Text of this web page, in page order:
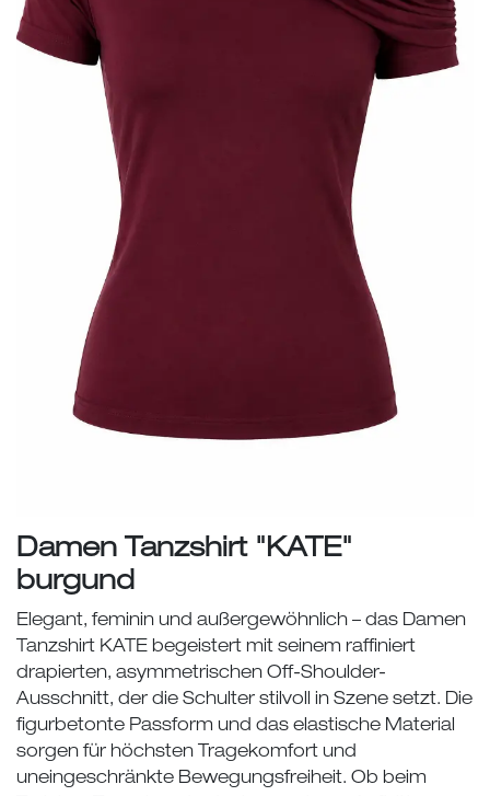
Damen Tanzshirt "KATE"
burgund
Elegant, feminin und außergewöhnlich – das Damen
Tanzshirt KATE begeistert mit seinem raffiniert
drapierten, asymmetrischen Off-Shoulder-
Ausschnitt, der die Schulter stilvoll in Szene setzt. Die
figurbetonte Passform und das elastische Material
sorgen für höchsten Tragekomfort und
uneingeschränkte Bewegungsfreiheit. Ob beim